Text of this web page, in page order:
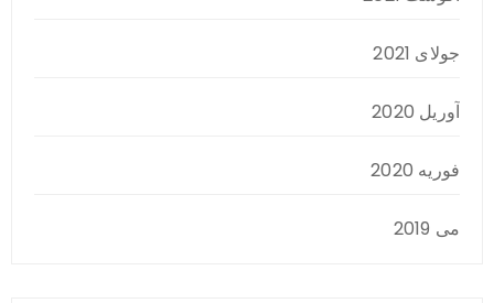
جولای 2021
آوریل 2020
فوریه 2020
می 2019